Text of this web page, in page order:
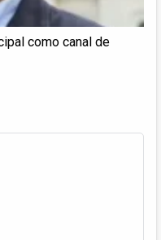
como canal de